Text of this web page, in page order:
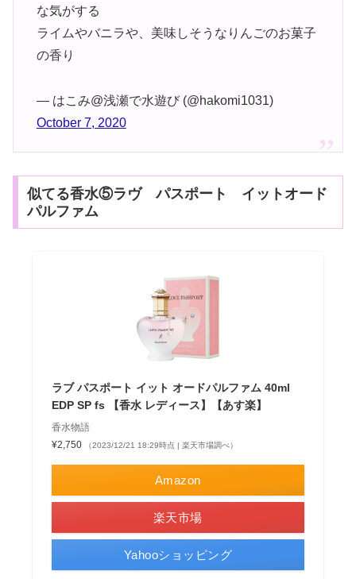
な気がする
ライムやバニラや、美味しそうなりんごのお菓子
の香り
— はこみ@浅瀬で水遊び (@hakomi1031)
October 7, 2020
似てる香水⑤ラヴ パスポート イットオード
パルファム
ラブ パスポート イット オードパルファム 40ml
EDP SP fs 【香水 レディース】【あす楽】
香水物語
¥2,750
（2023/12/21 18:29時点 | 楽天市場調べ）
Amazon
楽天市場
Yahooショッピング